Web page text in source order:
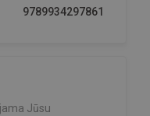
9789934297861
Jūsu